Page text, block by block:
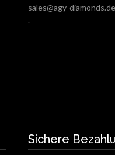
sales@agy-diamonds.de
.
Sichere